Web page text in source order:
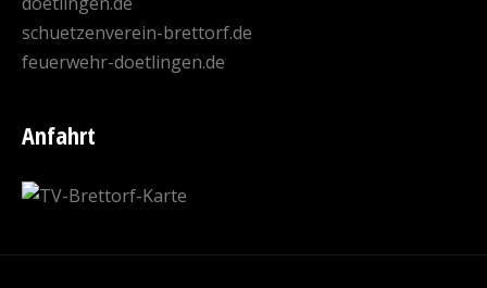
schuetzenverein-brettorf.de
feuerwehr-doetlingen.de
Anfahrt